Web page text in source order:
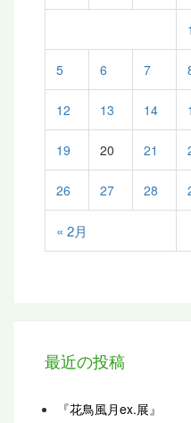
« 2月
1
5 6 7
12 13 14
19 20 21
26 27 28
最近の投稿
『花鳥風月ex.展』